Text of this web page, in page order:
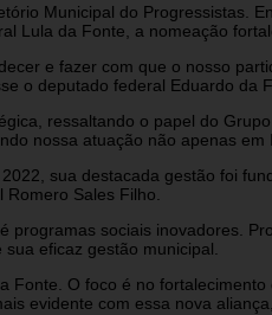
Municipal do Progressistas.
Lula da Fonte, a nomeação
e fazer com que o nosso
o deputado federal Eduardo da
ressaltando o papel do
nossa atuação não apenas
sua destacada gestão foi
Romero Sales Filho.
sociais inovadores.
eficaz gestão municipal.
O foco é no
evidente com essa nova